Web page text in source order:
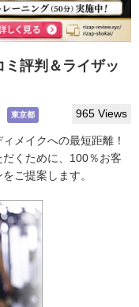
評判＆ライザッ
東京都 965 Views
メイクへの最短距離！
くために、100％お客
ご提案します。